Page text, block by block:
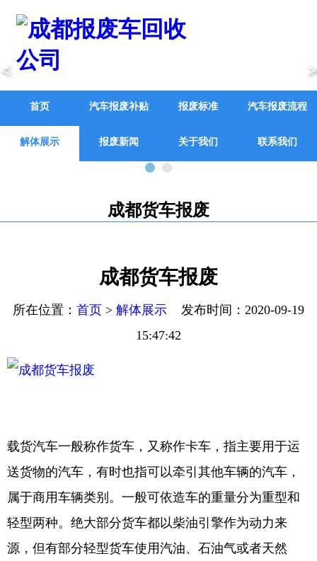
首页 汽车报废补贴 报废标准 汽车报废流程
解体展示 报废新闻 关于我们 联系我们
< >
成都货车报废
成都货车报废
所在位置： 首页 > 解体展示 发布时间：2020-09-19
15:47:42
载货汽车一般称作货车，又称作卡车，指主要用于运
送货物的汽车，有时也指可以牵引其他车辆的汽车，
属于商用车辆类别。一般可依造车的重量分为重型和
轻型两种。绝大部分货车都以柴油引擎作为动力来
源，但有部分轻型货车使用汽油、石油气或者天然